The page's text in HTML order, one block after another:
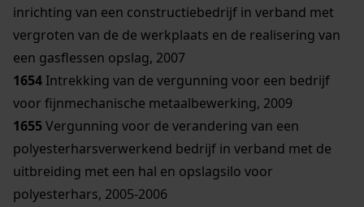
inrichting van een constructiebedrijf in verband met
vergroten van de de werkplaats en de realisering van
een gasflessen opslag, 2007
1654 Intrekking van de vergunning voor een bedrijf
voor fijnmechanische metaalbewerking, 2009
1655Vergunning voor de verandering van een
polyesterharsverwerkend bedrijf in verband met de
uitbreiding met een hal en opslagsilo voor
polyesterhars, 2005-2006